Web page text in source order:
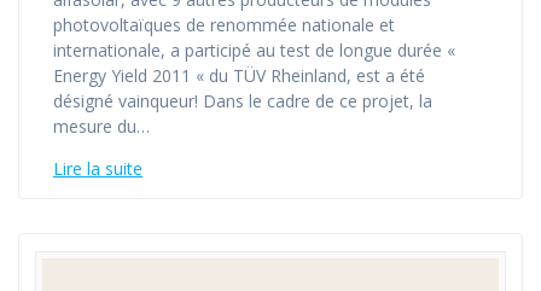
photovoltaïques de renommée nationale et
internationale, a participé au test de longue durée «
Energy Yield 2011 « du TÜV Rheinland, est a été
désigné vainqueur! Dans le cadre de ce projet, la
mesure du…
Lire la suite